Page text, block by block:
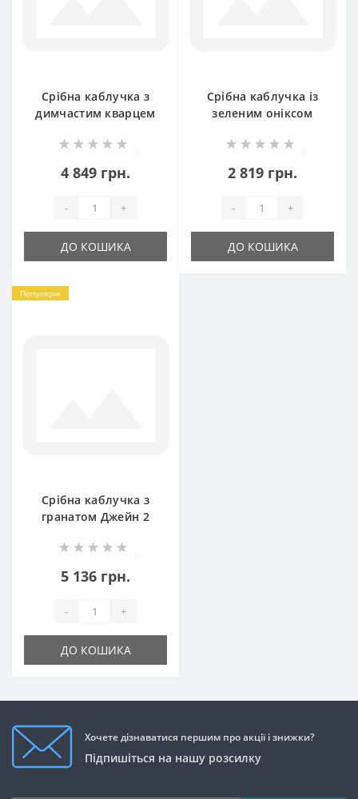
Срібна каблучка з
димчастим кварцем
4 849 грн.
- +
ДО КОШИКА
Срібна каблучка із
зеленим оніксом
2 819 грн.
- +
ДО КОШИКА
Популярні
Срібна каблучка з
гранатом Джейн 2
5 136 грн.
- +
ДО КОШИКА
Хочете дізнаватися першим про акції і знижки?
Підпишіться на нашу розсилку